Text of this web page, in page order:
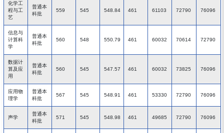
化学工
程与工
艺
普通本
科批
559 545 548.84 461 61103 72790 76096
信息与
计算科
学
普通本
科批
560 548 550.79 461 60032 70614 72790
数据计
算及应
用
普通本
科批
560 545 547.57 461 60032 73825 76096
应用物
理学
普通本
科批
567 545 548.91 461 53330 72790 76096
声学
普通本
科批
571 545 548.98 461 49685 72790 76096